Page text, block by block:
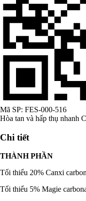
Mã SP: FES-000-516
Hòa tan và hấp thụ nhanh
Chi tiết
THÀNH PHẦN
Tối thiểu 20% Canxi
Tối thiểu 5% Magie